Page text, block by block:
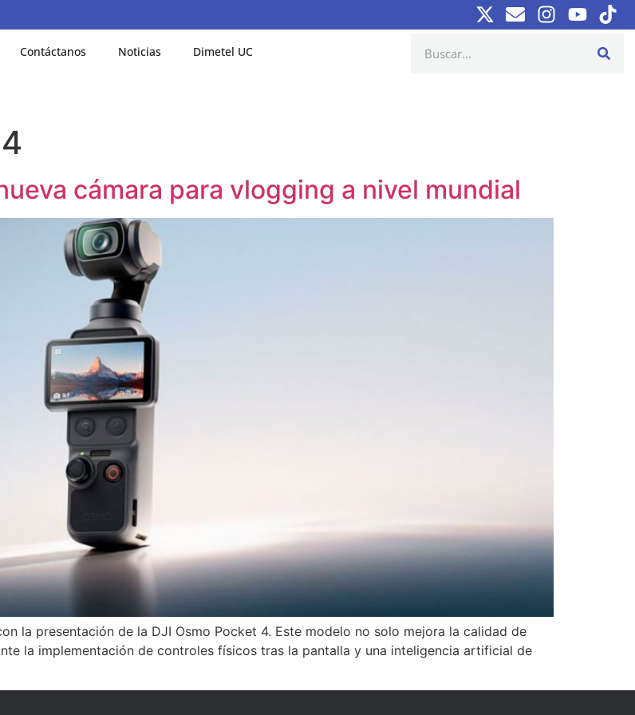
Contáctanos Noticias Dimetel UC
cámara para vlogging a nivel mundial
la presentación de la DJI Osmo Pocket 4. Este modelo no solo mejora la calidad de
la implementación de controles físicos tras la pantalla y una inteligencia artificial de